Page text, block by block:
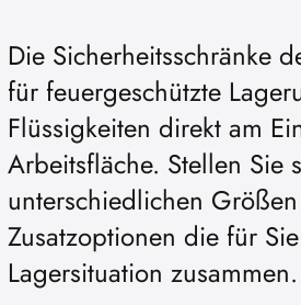
Um YouTube-Videos
können, müssen Sie
Cookies
Cookies
Die Sicherheitsschränke
für feuergeschützte
Flüssigkeiten direkt am
Arbeitsfläche. Stellen Sie
unterschiedlichen
Zusatzoptionen die für
Lagersituation zusammen.